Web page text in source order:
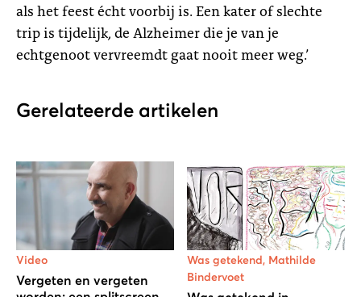
als het feest écht voorbij is. Een kater of slechte
trip is tijdelijk, de Alzheimer die je van je
echtgenoot vervreemdt gaat nooit meer weg.’
Gerelateerde artikelen
Video
Vergeten en vergeten
Was getekend, Mathilde
Bindervoet